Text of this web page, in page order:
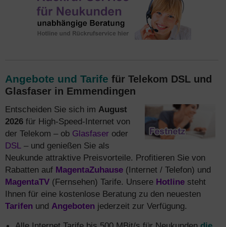
Angebote und Tarife für Telekom DSL und
Glasfaser in Emmendingen
Entscheiden Sie sich im August
2026 für High-Speed-Internet von
der Telekom – ob Glasfaser oder
DSL – und genießen Sie als
Neukunde attraktive Preisvorteile. Profitieren Sie von
Rabatten auf MagentaZuhause (Internet / Telefon) und
MagentaTV (Fernsehen) Tarife. Unsere Hotline steht
Ihnen für eine kostenlose Beratung zu den neuesten
Tarifen und Angeboten jederzeit zur Verfügung.